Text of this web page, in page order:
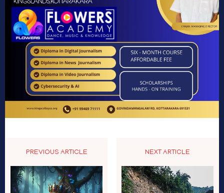
PREVIOUS ARTICLE NEXT ARTICLE